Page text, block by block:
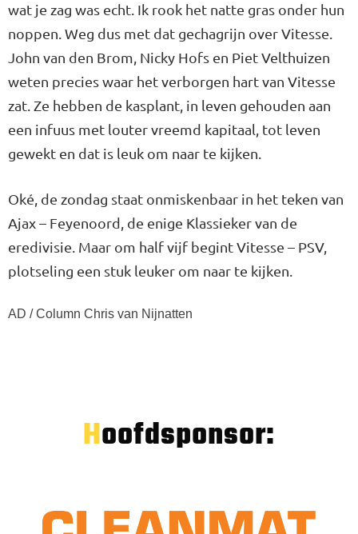
wat je zag was echt. Ik rook het natte gras onder hun
noppen. Weg dus met dat gechagrijn over Vitesse.
John van den Brom, Nicky Hofs en Piet Velthuizen
weten precies waar het verborgen hart van Vitesse
zat. Ze hebben de kasplant, in leven gehouden aan
een infuus met louter vreemd kapitaal, tot leven
gewekt en dat is leuk om naar te kijken.
Oké, de zondag staat onmiskenbaar in het teken van
Ajax – Feyenoord, de enige Klassieker van de
eredivisie. Maar om half vijf begint Vitesse – PSV,
plotseling een stuk leuker om naar te kijken.
AD / Column Chris van Nijnatten
Hoofdsponsor: